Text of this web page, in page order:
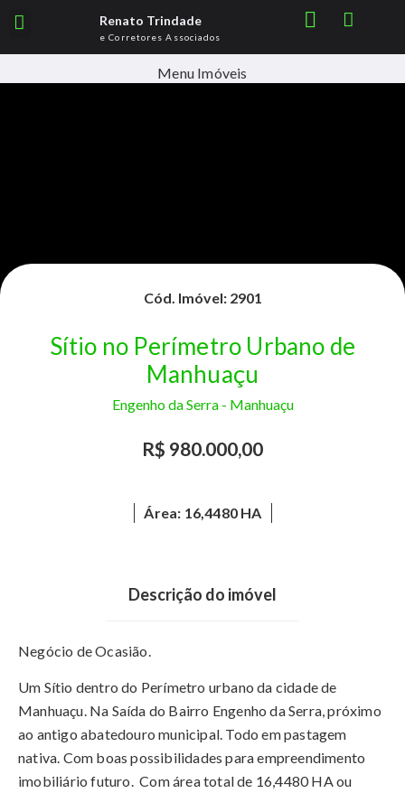
Renato Trindade
e Corretores Associados
Menu Imóveis
Cód. Imóvel: 2901
Sítio no Perímetro Urbano de
Manhuaçu
Engenho da Serra - Manhuaçu
R$ 980.000,00
Área: 16,4480 HA
Descrição do imóvel
Negócio de Ocasião.
Um Sítio dentro do Perímetro urbano da cidade de
Manhuaçu. Na Saída do Bairro Engenho da Serra, próximo
ao antigo abatedouro municipal. Todo em pastagem
nativa. Com boas possibilidades para empreendimento
imobiliário futuro. Com área total de 16,4480 HA ou